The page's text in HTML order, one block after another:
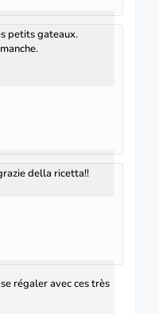
petits gateaux.
della ricetta!!
régaler avec ces très